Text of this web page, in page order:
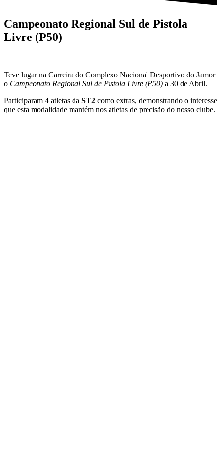
Campeonato Regional Sul de Pistola
Livre (P50)
Teve lugar na Carreira do Complexo Nacional Desportivo do Jamor
o Campeonato Regional Sul de Pistola Livre (P50) a 30 de Abril.
Participaram 4 atletas da ST2 como extras, demonstrando o interesse
que esta modalidade mantém nos atletas de precisão do nosso clube.